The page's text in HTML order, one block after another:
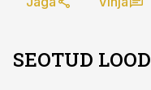
SEOTUD LOOD